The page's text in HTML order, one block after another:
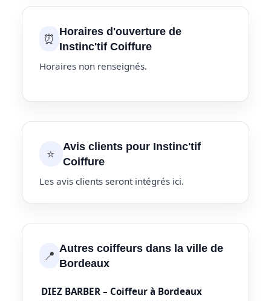
⏰ Horaires d'ouverture de
Instinc'tif Coiffure
Horaires non renseignés.
⭐
Avis clients pour Instinc'tif
Coiffure
Les avis clients seront intégrés ici.
📍 Autres coiffeurs dans la ville de
Bordeaux
DIEZ BARBER – Coiffeur à Bordeaux